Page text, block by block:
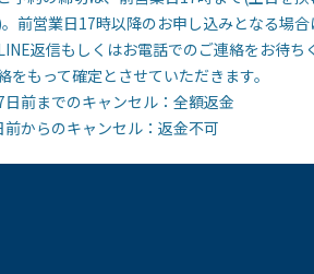
前営業日17時以降のお申し込みとなる場
返信もしくはお電話でのご連絡をお待ち
をもって確定とさせていただきます。
前までのキャンセル：全額返金
前からのキャンセル：返金不可